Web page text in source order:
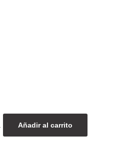
Añadir al carrito